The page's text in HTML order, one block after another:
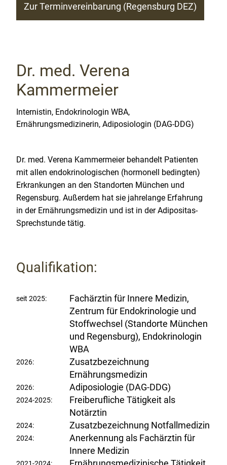
Zur Terminvereinbarung (Regensburg DEZ)
Dr. med. Verena
Kammermeier
Internistin, Endokrinologin WBA,
Ernährungsmedizinerin, Adiposiologin (DAG-DDG)
Dr. med. Verena Kammermeierbehandelt Patienten
mit allen endokrinologischen (hormonell bedingten)
Erkrankungen an den Standorten München und
Regensburg. Außerdem hat sie jahrelange Erfahrung
in der Ernährungsmedizin und ist in der Adipositas-
Sprechstunde tätig.
Qualifikation:
seit 2025:
Fachärztin für Innere Medizin,
Zentrum für Endokrinologie und
Stoffwechsel (Standorte München
und Regensburg), Endokrinologin
WBA
2026:
Zusatzbezeichnung
Ernährungsmedizin
2026: Adiposiologie (DAG-DDG)
2024-2025:
Freiberufliche Tätigkeit als
Notärztin
2024: Zusatzbezeichnung Notfallmedizin
2024:
Anerkennung als Fachärztin für
Innere Medizin